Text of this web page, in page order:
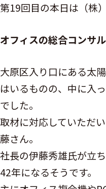
第19回目の本日は（株
オフィスの総合コンサ
大原区入り口にある太
はいるものの、中に入
でした。
取材に対応していただ
藤さん。
社長の伊藤秀雄氏が立
42年になるそうです。